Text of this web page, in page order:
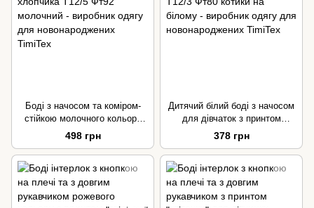
Боді з начосом та коміром-
стійкою молочного кольору
для дівчинки та хлопчика
498 грн
Дитячий білий боді з начосом
для дівчаток з принтом
"котики" розмір 80
378 грн